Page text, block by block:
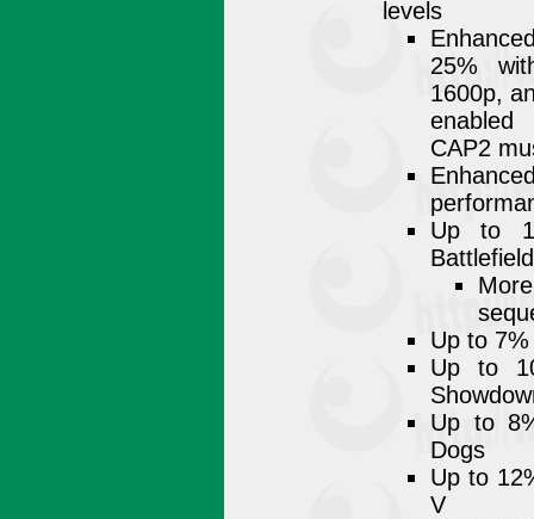
levels
25%
1600p,
enabled
CAP2
Up to
Up to
Up to
Up to
Dogs
Up to
V